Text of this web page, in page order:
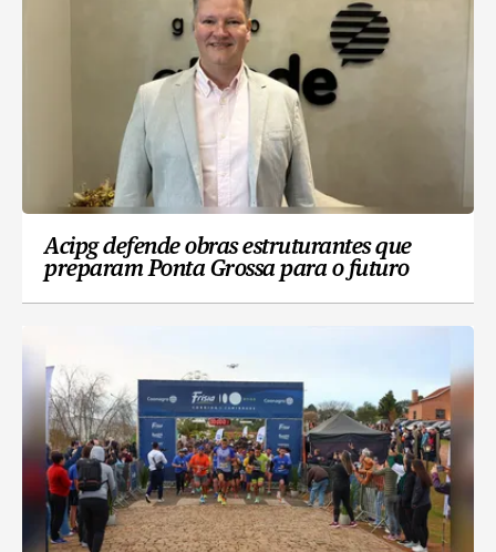
Acipg defende obras estruturantes que
preparam Ponta Grossa para o futuro